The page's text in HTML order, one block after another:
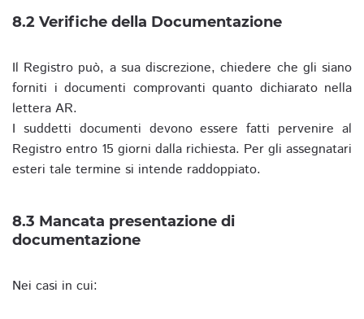
8.2 Verifiche della Documentazione
Il Registro può, a sua discrezione, chiedere che gli siano
forniti i documenti comprovanti quanto dichiarato nella
lettera AR.
I suddetti documenti devono essere fatti pervenire al
Registro entro 15 giorni dalla richiesta. Per gli assegnatari
esteri tale termine si intende raddoppiato.
8.3 Mancata presentazione di
documentazione
Nei casi in cui: